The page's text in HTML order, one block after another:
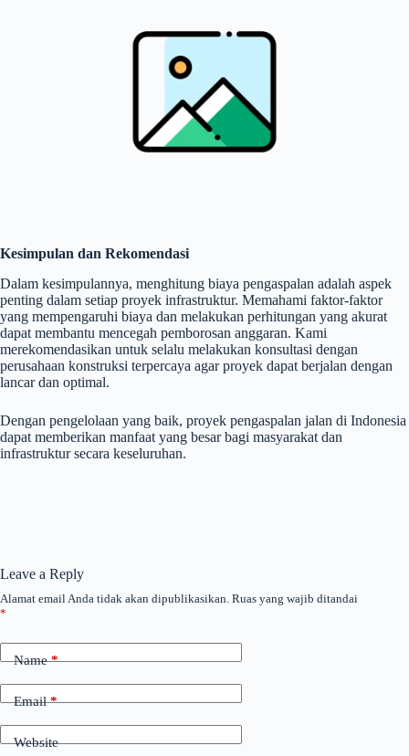
Kesimpulan dan Rekomendasi
Dalam kesimpulannya, menghitung biaya pengaspalan adalah aspek
penting dalam setiap proyek infrastruktur. Memahami faktor-faktor
yang mempengaruhi biaya dan melakukan perhitungan yang akurat
dapat membantu mencegah pemborosan anggaran. Kami
merekomendasikan untuk selalu melakukan konsultasi dengan
perusahaan konstruksi terpercaya agar proyek dapat berjalan dengan
lancar dan optimal.
Dengan pengelolaan yang baik, proyek pengaspalan jalan di Indonesia
dapat memberikan manfaat yang besar bagi masyarakat dan
infrastruktur secara keseluruhan.
Leave a Reply
Alamat email Anda tidak akan dipublikasikan. Ruas yang wajib ditandai
*
Name*
Email*
Website